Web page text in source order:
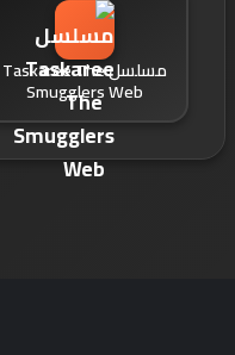
مسلسل Taskaree The
Smugglers Web